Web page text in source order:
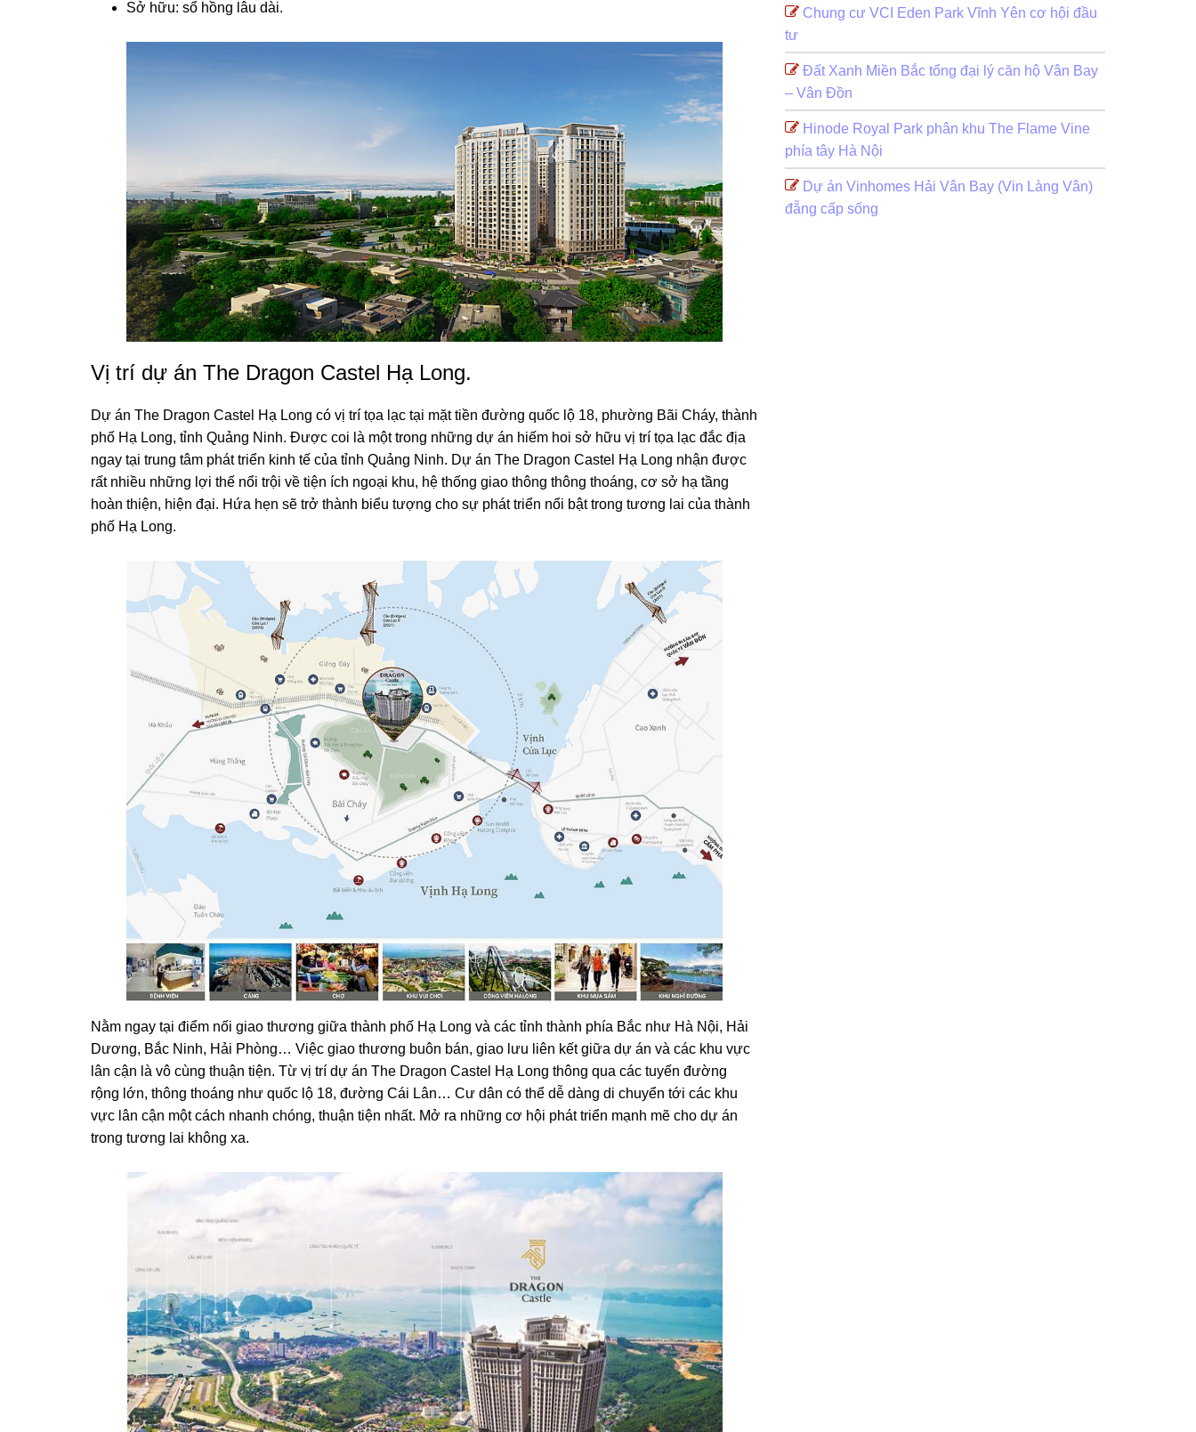
Sở hữu: sổ hồng lâu dài.
Vị trí dự án The Dragon Castel Hạ Long.
Dự án The Dragon Castel Hạ Long có vị trí tọa lạc tại mặt tiền đường quốc lộ 18, phường Bãi Cháy, thành
phố Hạ Long, tỉnh Quảng Ninh. Được coi là một trong những dự án hiếm hoi sở hữu vị trí tọa lạc đắc địa
ngay tại trung tâm phát triển kinh tế của tỉnh Quảng Ninh. Dự án The Dragon Castel Hạ Long nhận được
rất nhiều những lợi thế nổi trội về tiện ích ngoại khu, hệ thống giao thông thông thoáng, cơ sở hạ tầng
hoàn thiện, hiện đại. Hứa hẹn sẽ trở thành biểu tượng cho sự phát triển nổi bật trong tương lai của thành
phố Hạ Long.
Nằm ngay tại điểm nối giao thương giữa thành phố Hạ Long và các tỉnh thành phía Bắc như Hà Nội, Hải
Dương, Bắc Ninh, Hải Phòng… Việc giao thương buôn bán, giao lưu liên kết giữa dự án và các khu vực
lân cận là vô cùng thuận tiện. Từ vị trí dự án The Dragon Castel Hạ Long thông qua các tuyến đường
rộng lớn, thông thoáng như quốc lộ 18, đường Cái Lân… Cư dân có thể dễ dàng di chuyển tới các khu
vực lân cận một cách nhanh chóng, thuận tiện nhất. Mở ra những cơ hội phát triển mạnh mẽ cho dự án
trong tương lai không xa.
Chung cư VCI Eden Park Vĩnh Yên cơ hội đầu
tư
Đất Xanh Miền Bắc tổng đại lý căn hộ Vân Bay
– Vân Đồn
Hinode Royal Park phân khu The Flame Vine
phía tây Hà Nội
Dự án Vinhomes Hải Vân Bay (Vin Làng Vân)
đẵng cấp sống